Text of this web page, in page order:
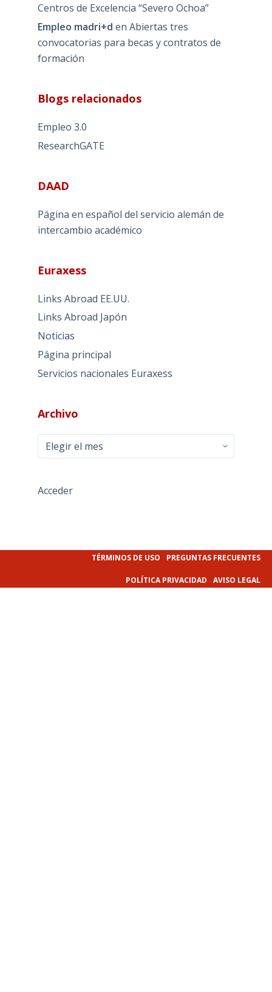
Centros de Excelencia “Severo Ochoa”
Empleo madri+d en Abiertas tres
convocatorias para becas y contratos de
formación
Blogs relacionados
Empleo 3.0
ResearchGATE
DAAD
Página en español del servicio alemán de
intercambio académico
Euraxess
Links Abroad EE.UU.
Links Abroad Japón
Noticias
Página principal
Servicios nacionales Euraxess
Archivo
Archivo
Acceder
TÉRMINOS DE USO PREGUNTAS FRECUENTES
POLÍTICA PRIVACIDAD AVISO LEGAL